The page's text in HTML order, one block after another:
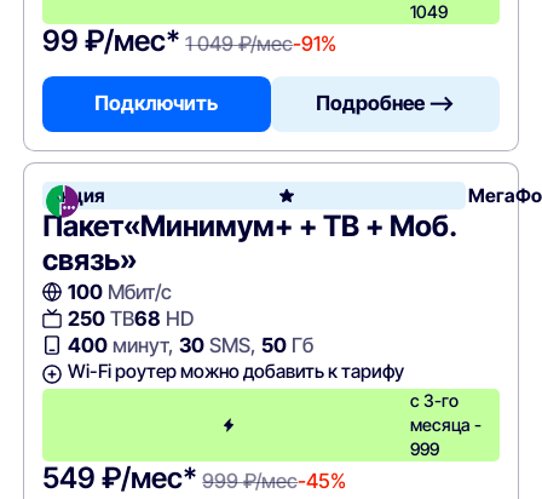
1049
99 ₽/мес* 1 049 ₽/мес-91%
Подключить Подробнее —>
Акция
Пакет«Минимум+ + ТВ + Моб.
связь»
100Мбит/с
250ТВ68 HD
400минут, 30SMS, 50Гб
Wi-Fi роутер можно добавить к тарифу
с 3-го
месяца -
999
549 ₽/мес* 999 ₽/мес-45%